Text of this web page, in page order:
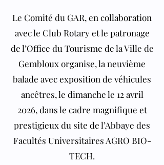
Le Comité du GAR, en collaboration
avec le Club Rotary et le patronage
de l’Office du Tourisme de la Ville de
Gembloux organise, la neuvième
balade avec exposition de véhicules
ancêtres, le dimanche le 12 avril
2026, dans le cadre magnifique et
prestigieux du site de l’Abbaye des
Facultés Universitaires AGRO BIO-
TECH.